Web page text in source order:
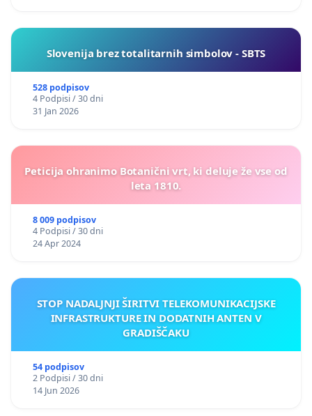
Slovenija brez totalitarnih simbolov - SBTS
528 podpisov
4 Podpisi / 30 dni
31 Jan 2026
Peticija ohranimo Botanični vrt, ki deluje že vse od
leta 1810.
8 009 podpisov
4 Podpisi / 30 dni
24 Apr 2024
STOP NADALJNJI ŠIRITVI TELEKOMUNIKACIJSKE
INFRASTRUKTURE IN DODATNIH ANTEN V
GRADIŠČAKU
54 podpisov
2 Podpisi / 30 dni
14 Jun 2026